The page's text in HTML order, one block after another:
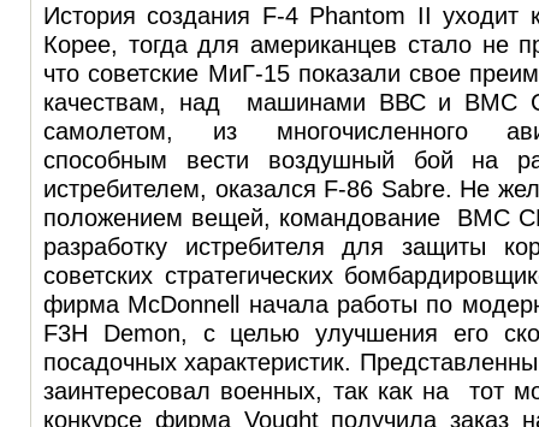
История создания F-4 Phantom II
Корее, тогда для американцев стало не
что советские МиГ-15 показали свое
качествам, над машинами ВВС и ВМС
самолетом, из многочисленного
способным вести воздушный бой на
истребителем, оказался F-86 Sabre. Не
положением вещей, командование ВМС
разработку истребителя для защиты
советских стратегических
фирма McDonnell начала работы по
F3H Demon, с целью улучшения его
посадочных характеристик.
заинтересовал военных, так как на тот
конкурсе фирма Vought получила заказ